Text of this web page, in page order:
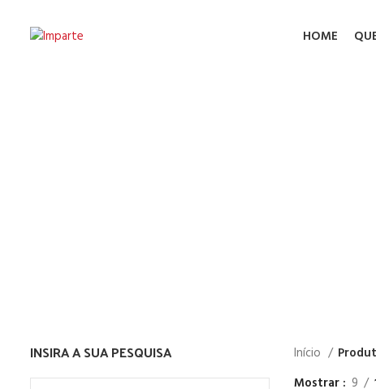
HOME
INSIRA A SUA PESQUISA Início
Mostrar
9